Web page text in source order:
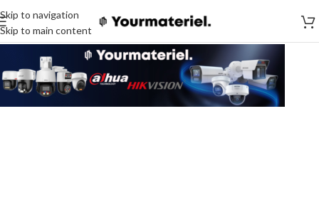
Skip to navigation
Skip to main content